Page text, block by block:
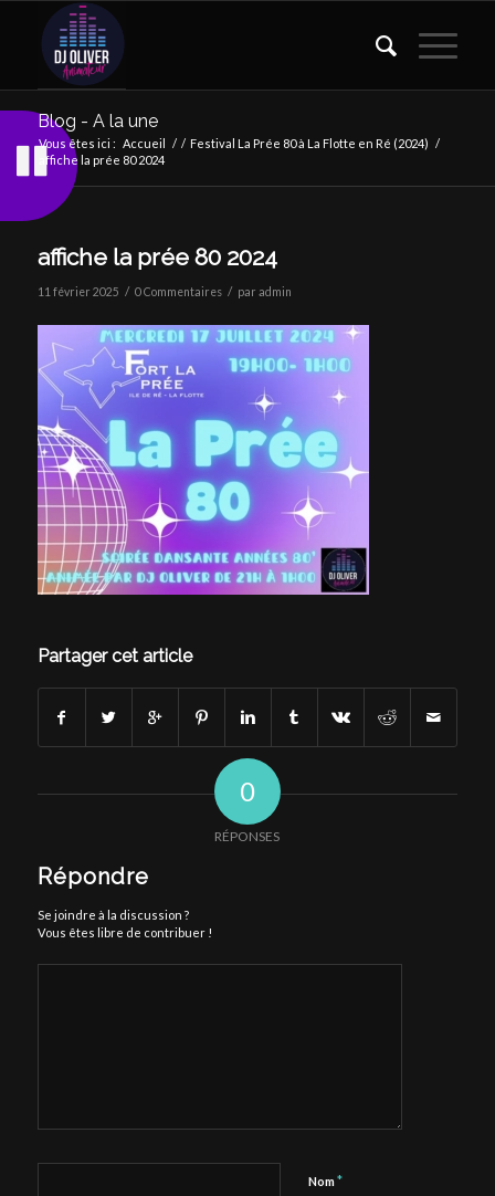
Blog - A la une
Vous êtes ici : Accueil / / Festival La Prée 80 à La Flotte en Ré (2024) /
affiche la prée 80 2024
affiche la prée 80 2024
11 février 2025 / 0 Commentaires / par admin
Partager cet article
0
RÉPONSES
Répondre
Se joindre à la discussion ?
Vous êtes libre de contribuer !
Nom*